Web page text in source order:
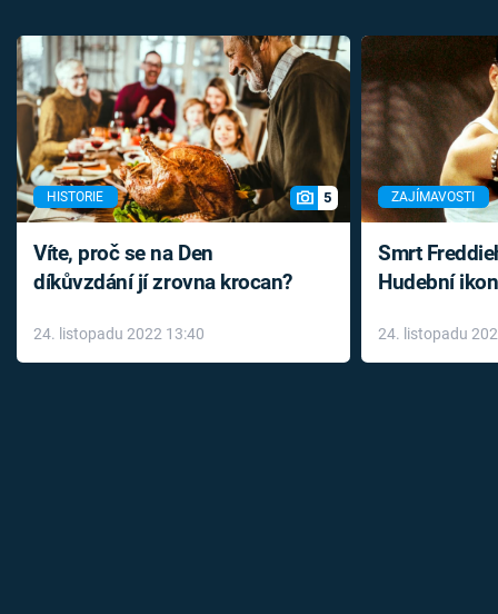
HISTORIE 5
Víte, proč se na Den
díkůvzdání jí zrovna krocan?
24. listopadu 2022 13:40
ZAJÍMAVOSTI
Smrt
Hudební
léky
24. listopadu